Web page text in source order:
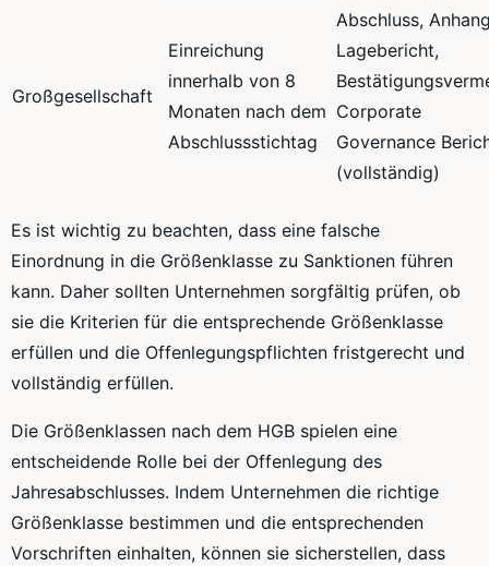
Großgesellschaft
Einreichung
innerhalb von 8
Monaten nach dem
Abschlussstichtag
Abschluss,
Lagebericht,
Corporate
Governance
(vollständig)
Es ist wichtig zu beachten, dass eine falsche
Einordnung in die Größenklasse zu Sanktionen führen
kann. Daher sollten Unternehmen sorgfältig prüfen, ob
sie die Kriterien für die entsprechende Größenklasse
erfüllen und die Offenlegungspflichten fristgerecht und
vollständig erfüllen.
Die Größenklassen nach dem HGB spielen eine
entscheidende Rolle bei der Offenlegung des
Jahresabschlusses. Indem Unternehmen die richtige
Größenklasse bestimmen und die entsprechenden
Vorschriften einhalten, können sie sicherstellen, dass